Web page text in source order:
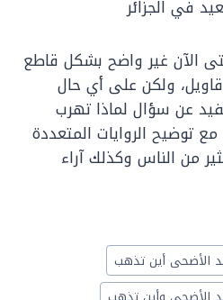
في الجزائر
الآن غير واضح بشكل قاطع
ولكن على أي حال
عن سؤال لماذا تهرب
توضيح الروايات المتعددة
من الناس وكذلك آراء
الأضحى أين تذهب